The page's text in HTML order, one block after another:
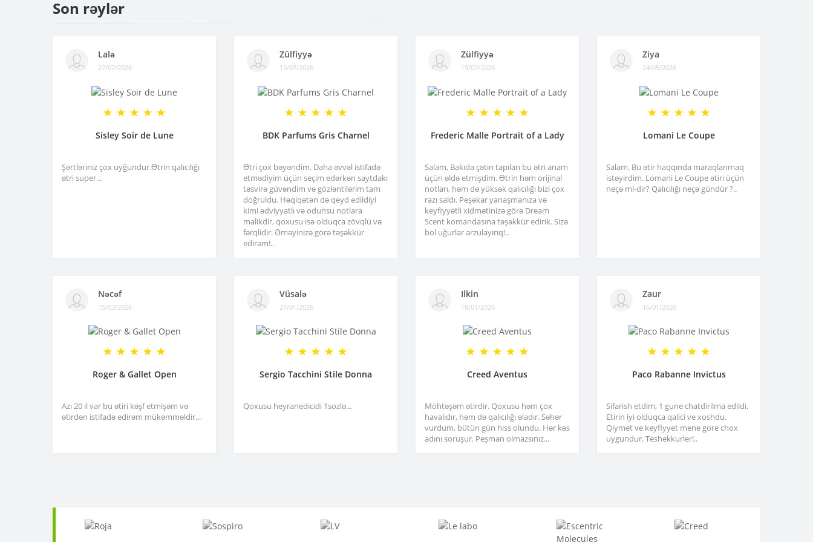
Son rəylər
Lalə
27/07/2026
Sisley Soir de Lune
Şərtləriniz çox uyğundur.Ətrin qalıcılığı
ətri super...
Zülfiyyə
19/07/2026
BDK Parfums Gris Charnel
Ətri çox bəyəndim. Daha əvvəl istifadə
etmədiyim üçün seçim edərkən saytdakı
təsvirə güvəndim və gözləntilərim tam
doğruldu. Həqiqətən də qeyd edildiyi
kimi ədviyyatlı və odunsu notlara
malikdir, qoxusu isə olduqca zövqlü və
fərqlidir. Əməyinizə görə təşəkkür
edirəm!..
Zülfiyyə
19/07/2026
Frederic Malle Portrait of a Lady
Salam, Bakıda çətin tapılan bu ətri anam
üçün əldə etmişdim. Ətrin həm orijinal
notları, həm də yüksək qalıcılığı bizi çox
razı saldı. Peşəkar yanaşmanıza və
keyfiyyətli xidmətinizə görə Dream
Scent komandasına təşəkkür edirik. Sizə
bol uğurlar arzulayırıq!..
Ziya
24/05/2026
Lomani Le Coupe
Salam. Bu ətir haqqında maraqlanmaq
istəyirdim. Lomani Le Coupe ətiri üçün
neçə ml-dir? Qalıcılığı neçə gündür ?..
Nəcəf
15/03/2026
Roger & Gallet Open
Azı 20 il var bu ətiri kəşf etmişəm və
ətirdən istifadə edirəm mükəmməldir...
Vüsalə
27/01/2026
Sergio Tacchini Stile Donna
Qoxusu heyranedicidi 1sozlə...
Ilkin
18/01/2026
Creed Aventus
Möhtəşəm ətirdir. Qoxusu həm çox
havalıdır, həm də qalıcılığı əladır. Səhər
vurdum, bütün gün hiss olundu. Hər kəs
adını soruşur. Peşman olmazsınız...
Zaur
16/01/2026
Paco Rabanne Invictus
Sifarish etdim, 1 gune chatdirilma edildi.
Etirin iyi olduqca qalici ve xoshdu.
Qiymet ve keyfiyyet mene gore chox
uygundur. Teshekkurler!..